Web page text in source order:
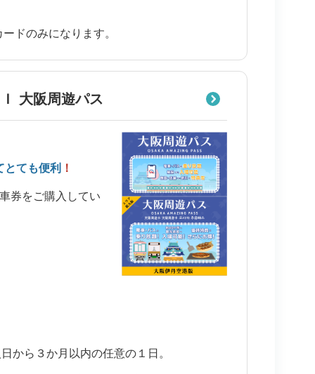
ドのみになります。
大阪周遊パス
とても便利 ！
券をご購入してい
から３か月以内の任意の１日。